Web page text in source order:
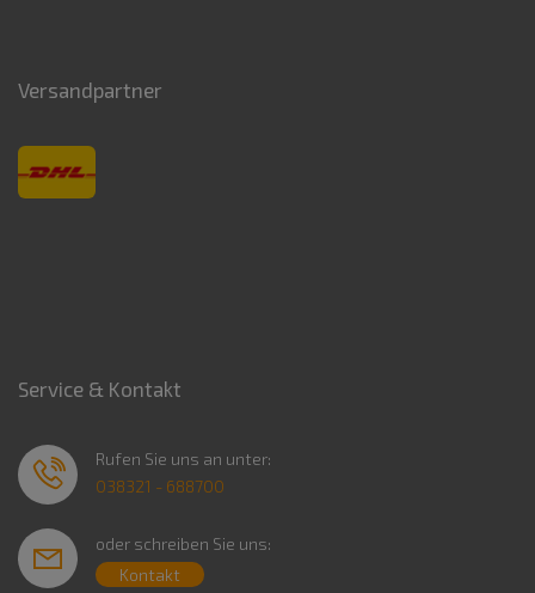
Versandpartner
Service & Kontakt
Rufen Sie uns an unter:
038321 - 688700
oder schreiben Sie uns:
Kontakt